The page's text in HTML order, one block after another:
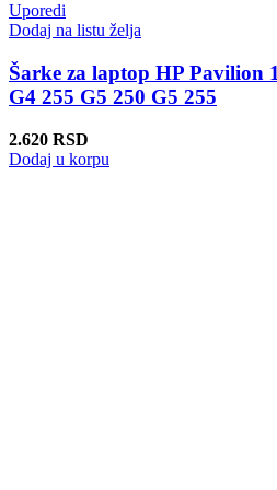
Uporedi
Dodaj na listu želja
Šarke za laptop HP Pavilion
G4 255 G5 250 G5 255
2.620 RSD
Dodaj u korpu